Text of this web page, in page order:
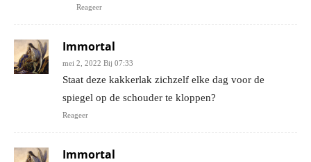
Reageer
Immortal
mei 2, 2022 Bij 07:33
Staat deze kakkerlak zichzelf elke dag voor de
spiegel op de schouder te kloppen?
Reageer
Immortal